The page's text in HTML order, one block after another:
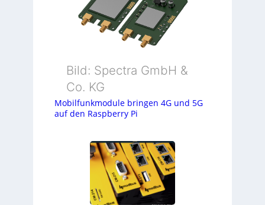
Bild: Spectra GmbH &
Co. KG
Mobilfunkmodule bringen 4G und 5G
auf den Raspberry Pi